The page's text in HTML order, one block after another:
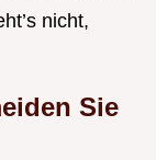
nicht,
Sie